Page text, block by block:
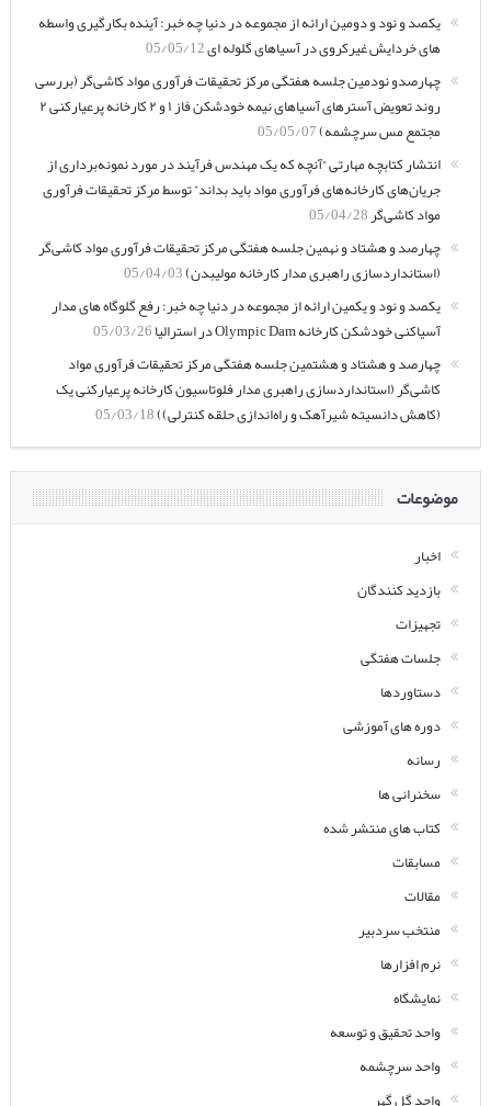
یکصد و نود و دومین ارائه از مجموعه در دنیا چه خبر: آینده بکارگیری واسطه
های خردایش غیرکروی در آسیاهای گلوله ای05/05/12
چهارصدو نودمین جلسه هفتگی مرکز تحقیقات فرآوری مواد کاشی‌گر (بررسی
روند تعویض آسترهای آسیاهای نیمه خودشکن فاز ۱ و ۲ کارخانه پرعیارکنی ۲
مجتمع مس سرچشمه)05/05/07
انتشار کتابچه مهارتی “آنچه که یک مهندس فرآیند در مورد نمونه‌برداری از
جریان‌های کارخانه‌های فرآوری مواد باید بداند” توسط مرکز تحقیقات فرآوری
مواد کاشی‌گر05/04/28
چهارصد و هشتاد و نهمین جلسه هفتگی مرکز تحقیقات فرآوری مواد کاشی‌گر
(استانداردسازی راهبری مدار کارخانه مولیبدن)05/04/03
یکصد و نود و یکمین ارائه از مجموعه در دنیا چه خبر: رفع گلوگاه های مدار
آسیاکنی خودشکن کارخانه Olympic Dam در استرالیا
05/03/26
چهارصد و هشتاد و هشتمین جلسه هفتگی مرکز تحقیقات فرآوری مواد
کاشی‌گر (استانداردسازی راهبری مدار فلوتاسیون کارخانه پرعیارکنی یک
(کاهش دانسیته شیرآهک و راه‌اندازی حلقه کنترلی))05/03/18
موضوعات
اخبار
بازدید کنندگان
تجهیزات
جلسات هفتگی
دستاوردها
دوره های آموزشی
رسانه
سخنرانی ها
کتاب های منتشر شده
مسابقات
مقالات
منتخب سردبیر
نرم افزارها
نمایشگاه
واحد تحقیق و توسعه
واحد سرچشمه